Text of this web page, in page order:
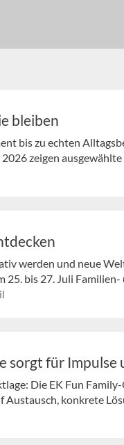
bleiben
bis zu echten
zeigen ausgewählte
werden und neue
25. bis 27. Juli Familien-
sorgt für
Die EK Fun
konkrete